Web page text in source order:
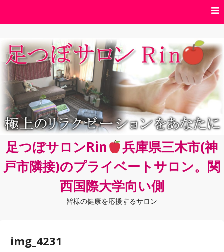
ン
ツ
へ
ス
キ
ッ
プ
足つぼサロンRin
兵庫県三木市(神
戸市隣接)のプライベートサロン。関
西国際大学向い側
皆様の健康を応援するサロン
img_4231